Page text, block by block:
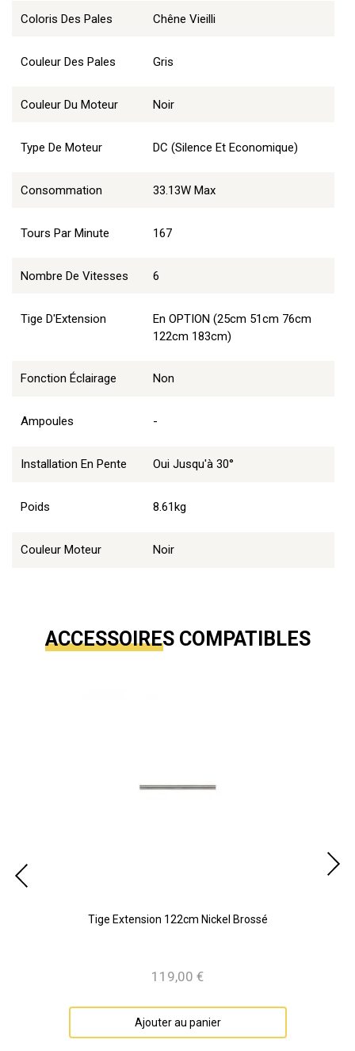
Coloris Des Pales Chêne Vieilli
Couleur Des Pales Gris
Couleur Du Moteur Noir
Type De Moteur DC (Silence Et Economique)
Consommation 33.13W Max
Tours Par Minute 167
Nombre De Vitesses 6
Tige D'Extension
En OPTION (25cm 51cm 76cm
122cm 183cm)
Fonction Éclairage Non
Ampoules -
Installation En Pente Oui Jusqu'à 30°
Poids 8.61kg
Couleur Moteur Noir
ACCESSOIRES COMPATIBLES
Tige Extension 122cm Nickel Brossé
Prix
119,00 €
Ajouter au panier